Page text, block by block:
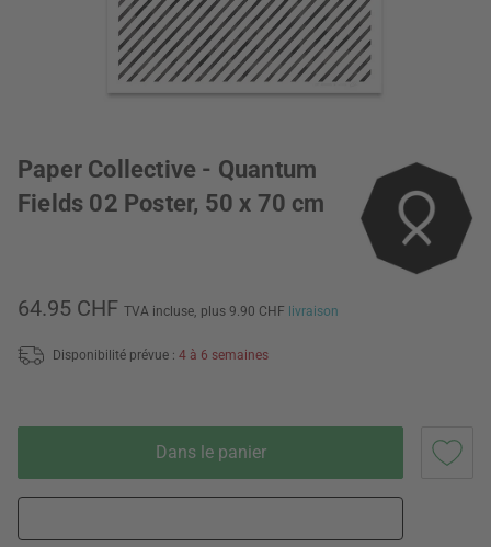
Paper Collective - Quantum
Fields 02 Poster, 50 x 70 cm
64.95 CHF TVA incluse, plus 9.90 CHF livraison
Disponibilité prévue : 4 à 6 semaines
Dans le panier